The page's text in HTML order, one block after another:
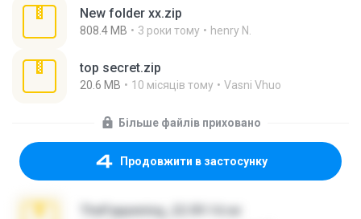
New folder xx.zip
808.4 MB 3 роки тому henry N.
top secret.zip
20.6 MB 10 місяців тому Vasni Vhuo
Більше файлів приховано
Продовжити в застосунку
TheFappening_22.09.14.rar